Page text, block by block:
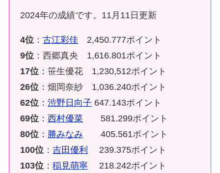
2024年の成績です。11月11日更新
4位 ：古江彩佳 2,450.777ポイント
9位 ：西郷真央 1,616.801ポイント
17位 ：笹生優花 1,230,512ポイント
26位 ：畑岡奈紗 1,036.240ポイント
62位 ：渋野日向子 647.143ポイント
69位 ：西村優菜 581.299ポイント
80位 ： 勝みなみ 405.561ポイント
100位 ：吉田優利
239.375ポイント
103位 ：稲見萌寧 218.242ポイント